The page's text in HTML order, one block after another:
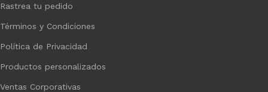
Rastrea tu pedido
Términos y Condiciones
Política de Privacidad
Productos personalizados
Ventas Corporativas